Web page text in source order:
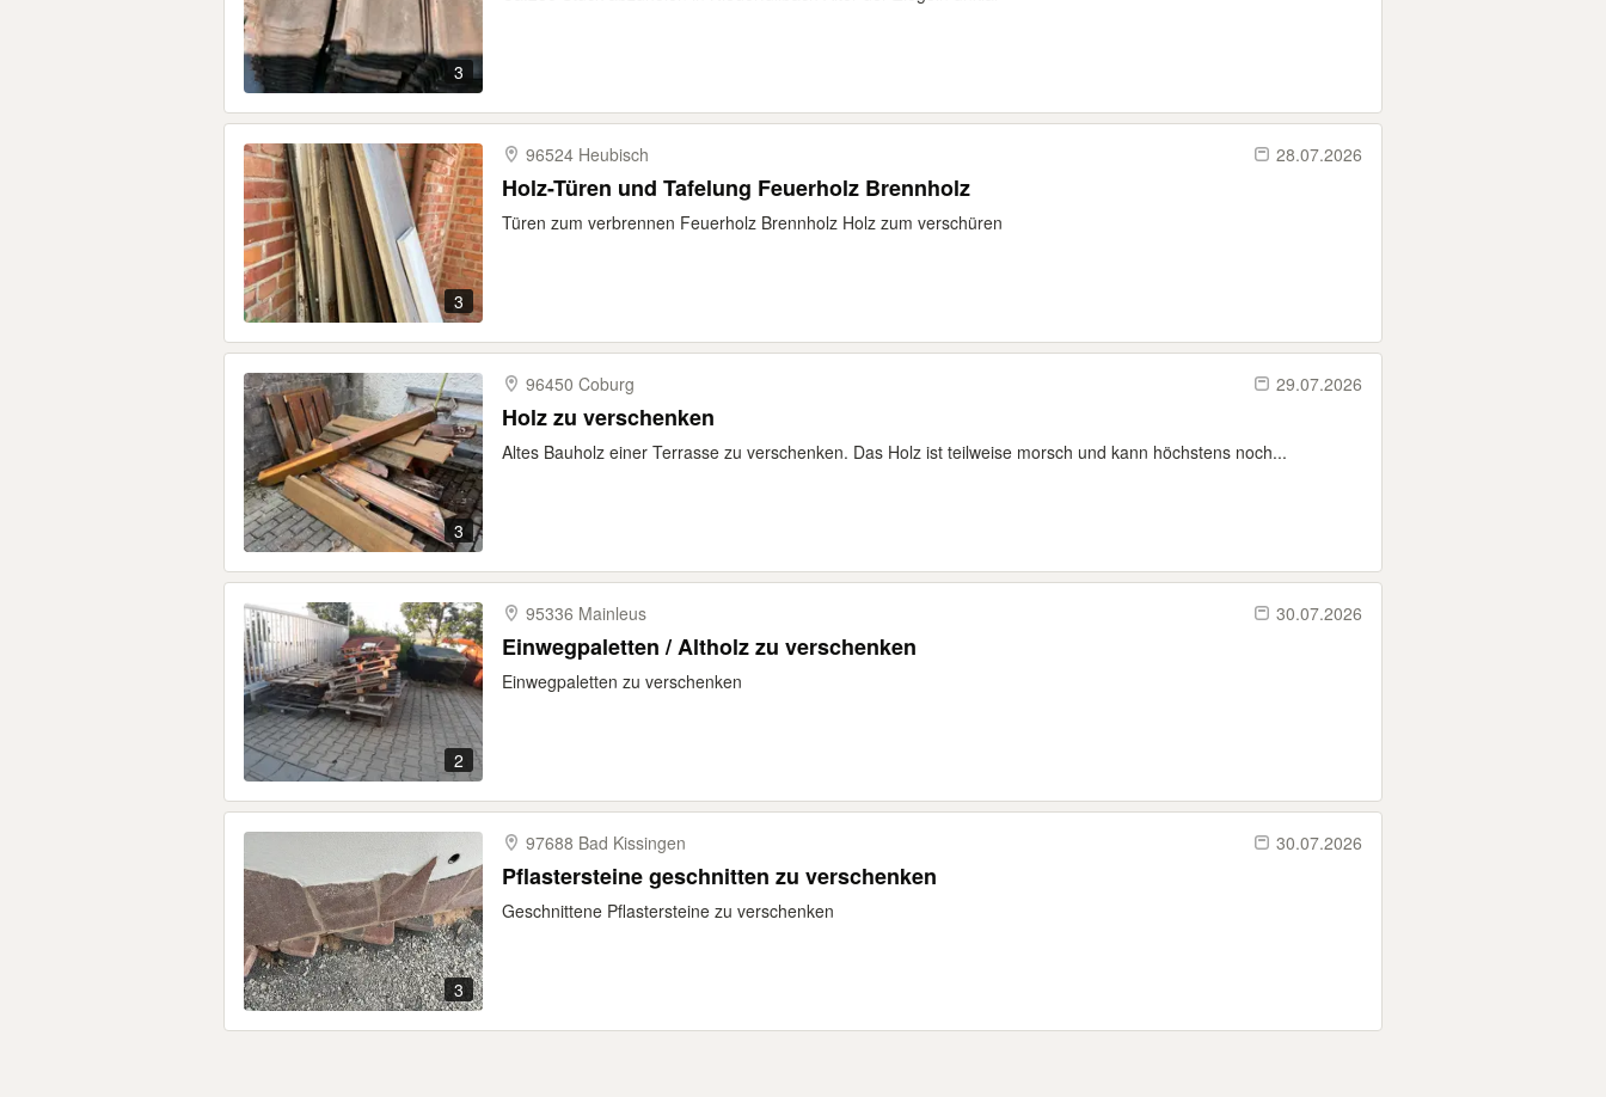
3
3
96524 Heubisch 28.07.2026
Holz-Türen und Tafelung Feuerholz Brennholz
Türen zum verbrennen Feuerholz Brennholz Holz zum verschüren
3
96450 Coburg 29.07.2026
Holz zu verschenken
Altes Bauholz einer Terrasse zu verschenken. Das Holz ist teilweise morsch und kann höchstens noch...
2
95336 Mainleus 30.07.2026
Einwegpaletten / Altholz zu verschenken
Einwegpaletten zu verschenken
3
97688 Bad Kissingen 30.07.2026
Pflastersteine geschnitten zu verschenken
Geschnittene Pflastersteine zu verschenken